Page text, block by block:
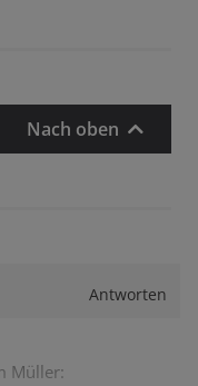
Nach oben
Antworten
Müller: